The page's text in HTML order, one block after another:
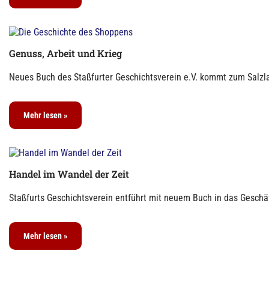
Genuss, Arbeit und Krieg
Neues Buch des Staßfurter Geschichtsverein e.V. kommt zum
Mehr lesen »
Handel im Wandel der Zeit
Staßfurts Geschichtsverein entführt mit neuem Buch in das
Mehr lesen »